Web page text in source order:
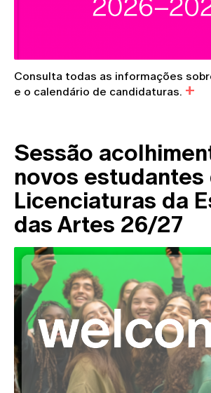
Consulta todas as informações
e o calendário de candidaturas.
Sessão
novos estudantes
Licenciaturas da
das Artes 26/27